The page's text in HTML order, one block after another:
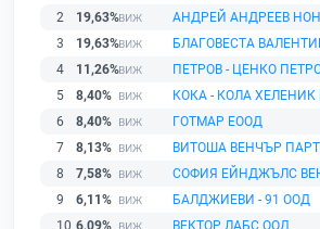
2
19,63%
АНДРЕЙ АНДРЕЕВ
3
19,63%
БЛАГОВЕСТА
4
11,26%
ПЕТРОВ - ЦЕНКО
5
8,40%
КОКА - КОЛА
6
8,40%
ГОТМАР ЕООД
7
8,13%
ВИТОША ВЕНЧЪР
8
7,58%
СОФИЯ ЕЙНДЖЪЛС
9
6,11%
БАЛДЖИЕВИ - 91 ООД
10 6,09%
ВЕКТОР ЛАБС ООД